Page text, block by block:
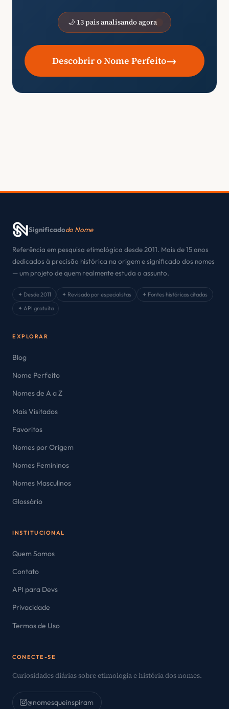
🌙 13 pais analisando agora
Descobrir o Nome Perfeito→
Significadodo Nome
Referência em pesquisa etimológica desde 2011. Mais de 15 anos
dedicados à precisão histórica na origem e significado dos nomes
— um projeto de quem realmente estuda o assunto.
✦ Desde 2011 ✦ Revisado por especialistas
✦ Fontes históricas citadas
✦ API gratuita
EXPLORAR
Blog
Nome Perfeito
Nomes de A a Z
Mais Visitados
Favoritos
Nomes por Origem
Nomes Femininos
Nomes Masculinos
Glossário
INSTITUCIONAL
Quem Somos
Contato
API para Devs
Privacidade
Termos de Uso
CONECTE-SE
Curiosidades diárias sobre etimologia e história dos nomes.
@nomesqueinspiram